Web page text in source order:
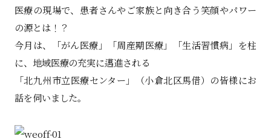
医療の現場で、患者さんやご家族と向き合う笑顔やパワー
の源とは！？
今月は、「がん医療」「周産期医療」「生活習慣病」を柱
に、地域医療の充実に邁進される
「北九州市立医療センター」（小倉北区馬借）の皆様にお
話を伺いました。